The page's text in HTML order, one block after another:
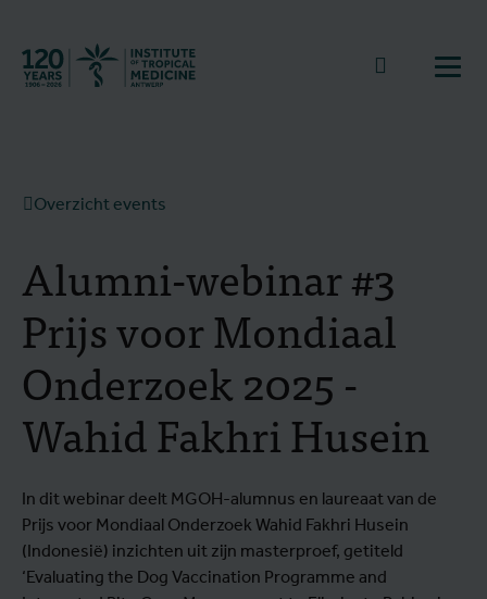
Naar
Overzicht events
Alumni-webinar #3
Prijs voor Mondiaal
Onderzoek 2025 -
Wahid Fakhri Husein
In dit webinar deelt MGOH-alumnus en laureaat van de
Prijs voor Mondiaal Onderzoek Wahid Fakhri Husein
(Indonesië) inzichten uit zijn masterproef, getiteld
‘Evaluating the Dog Vaccination Programme and